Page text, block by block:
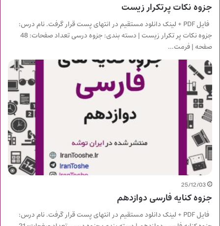
جزوه نکات پرتکرار زیست
فایل PDF + لینک دانلود مستقیم در انتهای پست قرار گرفت. نام درس:
جزوه نکات پر تکرار زیست | دسته بندی: جزوه درسی تعداد صفحات: 48
صفحه | فرمت…
25/12/03
جزوه کنایه فارسی دوازدهم
فایل PDF + لینک دانلود مستقیم در انتهای پست قرار گرفت. نام درس: